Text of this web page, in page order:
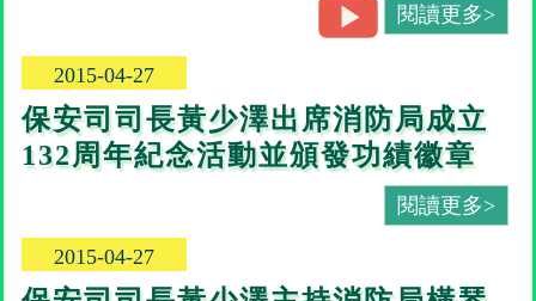
閱讀更多>
2015-04-27
保安司司長黃少澤出席消防局成立
132周年紀念活動並頒發功績徽章
閱讀更多>
2015-04-27